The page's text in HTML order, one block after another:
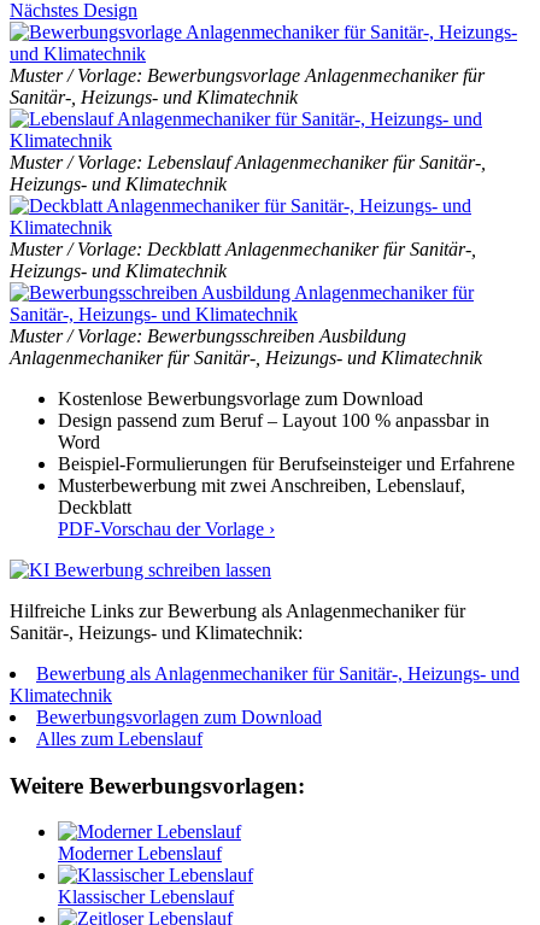
Nächstes Design
Muster / Vorlage: Bewerbungsvorlage Anlagenmechaniker für
Sanitär-, Heizungs- und Klimatechnik
Muster / Vorlage: Lebenslauf Anlagenmechaniker für Sanitär-,
Heizungs- und Klimatechnik
Muster / Vorlage: Deckblatt Anlagenmechaniker für Sanitär-,
Heizungs- und Klimatechnik
Muster / Vorlage: Bewerbungsschreiben Ausbildung
Anlagenmechaniker für Sanitär-, Heizungs- und Klimatechnik
Kostenlose Bewerbungsvorlage zum Download
Design passend zum Beruf – Layout 100 % anpassbar in
Word
Beispiel-Formulierungen für Berufseinsteiger und Erfahrene
Musterbewerbung mit zwei Anschreiben, Lebenslauf,
Deckblatt
PDF-Vorschau der Vorlage ›
Hilfreiche Links zur Bewerbung als Anlagenmechaniker für
Sanitär-, Heizungs- und Klimatechnik:
Bewerbung als Anlagenmechaniker für Sanitär-, Heizungs- und
Klimatechnik
Bewerbungsvorlagen zum Download
Alles zum Lebenslauf
Weitere Bewerbungsvorlagen:
Moderner Lebenslauf
Klassischer Lebenslauf